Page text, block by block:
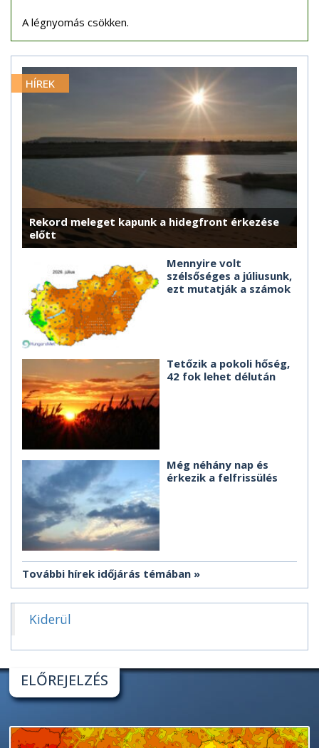
A légnyomás csökken.
HÍREK
Rekord meleget kapunk a hidegfront érkezése
előtt
Mennyire volt
szélsőséges a júliusunk,
ezt mutatják a számok
Tetőzik a pokoli hőség,
42 fok lehet délután
Még néhány nap és
érkezik a felfrissülés
További hírek időjárás témában
Kiderül
ELŐREJELZÉS